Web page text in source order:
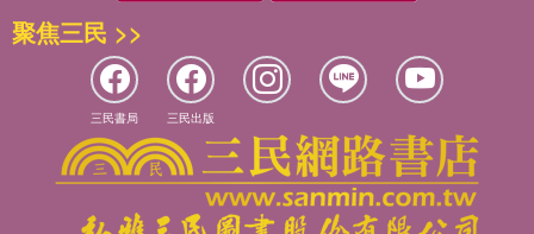
聚焦三民 >>
三民書局 三民出版